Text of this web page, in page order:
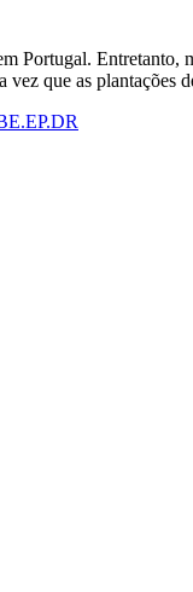
Portugal.
que as